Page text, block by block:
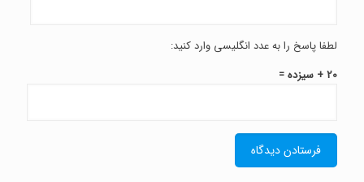
لطفا پاسخ را به عدد انگلیسی وارد کنید:
20 + سیزده =